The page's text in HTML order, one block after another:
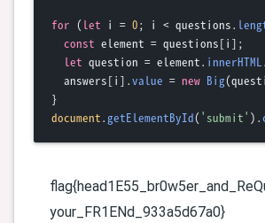
for (let i = 0; i < questions.
const element = questions[i];
let question = element. innerHTML .
  answers[i].
value = new Big
document. getElementById('submit' ).
your_FR1ENd_933a5d67a0}